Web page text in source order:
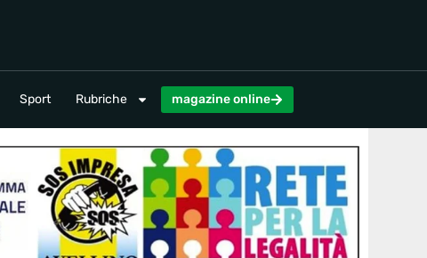
Sport Rubriche magazine online